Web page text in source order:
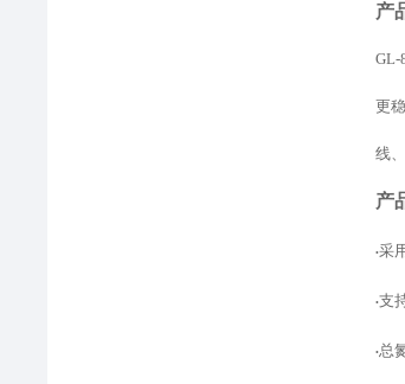
产
GL-
更
线
产
•采
•支
•总